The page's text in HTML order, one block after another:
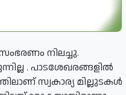
നിലച്ചു.
. പാടശേഖരങ്ങളിൽ
സ്വകാര്യ മില്ലുടകൾ